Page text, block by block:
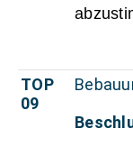
TOP
09